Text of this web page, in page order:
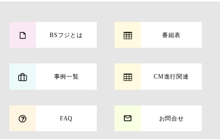
BSフジとは 番組表
事例一覧 CM進行関連
FAQ お問合せ